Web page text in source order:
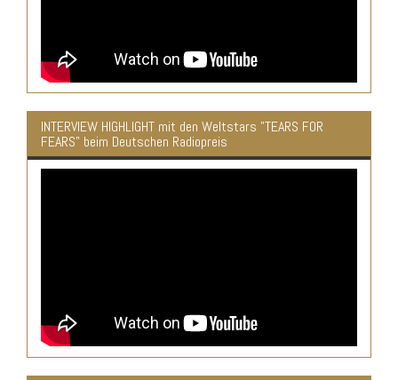
INTERVIEW HIGHLIGHT mit den Weltstars "TEARS FOR
FEARS" beim Deutschen Radiopreis